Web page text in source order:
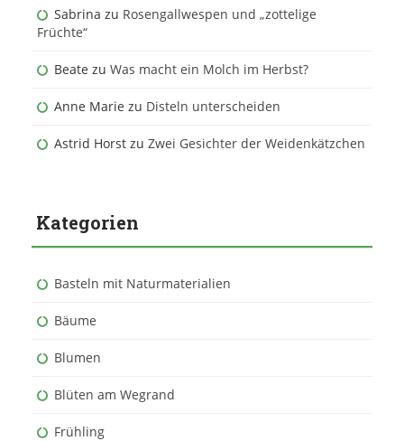
Sabrina zu Rosengallwespen und „zottelige
Früchte“
Beate zu Was macht ein Molch im Herbst?
Anne Marie zu Disteln unterscheiden
Astrid Horst zu Zwei Gesichter der Weidenkätzchen
Kategorien
Basteln mit Naturmaterialien
Bäume
Blumen
Blüten am Wegrand
Frühling